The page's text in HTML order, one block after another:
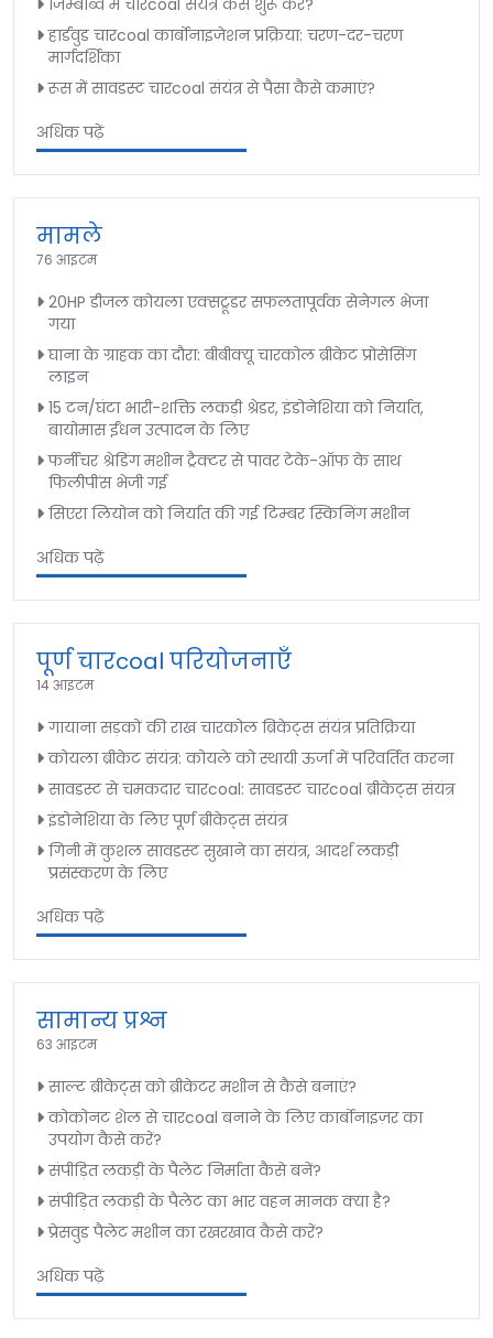
हार्डवुड चारcoal कार्बोनाइजेशन प्रक्रिया: चरण-दर-चरण
मार्गदर्शिका
रूस में सावडस्ट चारcoal संयंत्र से पैसा कैसे कमाएं?
अधिक पढ़ें
मामले
76 आइटम
20HP डीजल कोयला एक्सट्रूडर सफलतापूर्वक सेनेगल भेजा
गया
घाना के ग्राहक का दौरा: बीबीक्यू चारकोल ब्रीकेट प्रोसेसिंग
लाइन
15 टन/घंटा भारी-शक्ति लकड़ी श्रेडर, इंडोनेशिया को निर्यात,
बायोमास ईंधन उत्पादन के लिए
फर्नीचर श्रेडिंग मशीन ट्रैक्टर से पावर टेके-ऑफ के साथ
फिलीपींस भेजी गई
सिएरा लियोन को निर्यात की गई टिम्बर स्किनिंग मशीन
अधिक पढ़ें
पूर्ण चारcoal परियोजनाएँ
14 आइटम
गायाना सड़कों की राख चारकोल ब्रिकेट्स संयंत्र प्रतिक्रिया
कोयला ब्रीकेट संयंत्र: कोयले को स्थायी ऊर्जा में परिवर्तित करना
सावडस्ट से चमकदार चारcoal: सावडस्ट चारcoal ब्रीकेट्स संयंत्र
इंडोनेशिया के लिए पूर्ण ब्रीकेट्स संयंत्र
गिनी में कुशल सावडस्ट सुखाने का संयंत्र, आदर्श लकड़ी
प्रसंस्करण के लिए
अधिक पढ़ें
सामान्य प्रश्न
63 आइटम
साल्ट ब्रीकेट्स को ब्रीकेटर मशीन से कैसे बनाएं?
कोकोनट शेल से चारcoal बनाने के लिए कार्बोनाइज़र का
उपयोग कैसे करें?
संपीड़ित लकड़ी के पैलेट निर्माता कैसे बनें?
संपीड़ित लकड़ी के पैलेट का भार वहन मानक क्या है?
प्रेसवुड पैलेट मशीन का रखरखाव कैसे करें?
अधिक पढ़ें